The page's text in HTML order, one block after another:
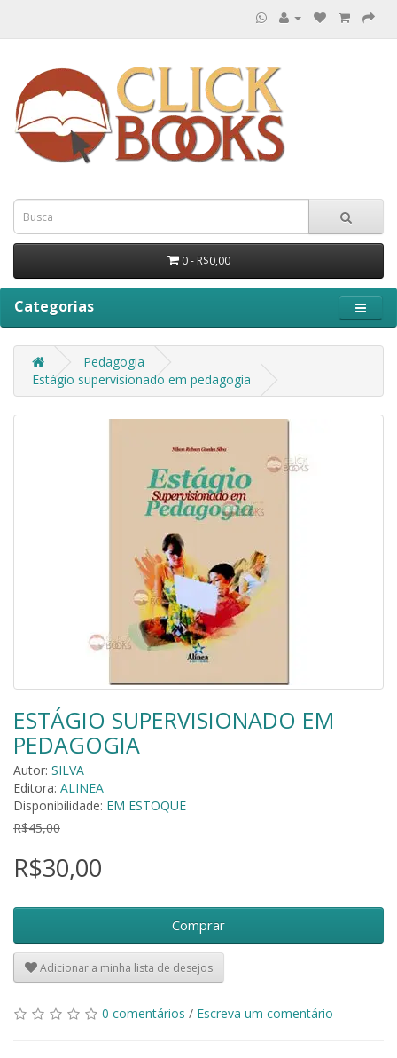
0 - R$0,00
Categorias
Pedagogia
Estágio supervisionado em pedagogia
ESTÁGIO SUPERVISIONADO EM
PEDAGOGIA
Autor: SILVA
Editora: ALINEA
Disponibilidade: EM ESTOQUE
R$45,00
R$30,00
Comprar
Adicionar a minha lista de desejos
0 comentários / Escreva um comentário